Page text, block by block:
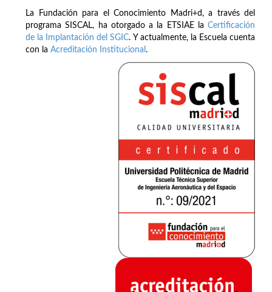
La Fundación para el Conocimiento Madri+d, a través del
programa SISCAL, ha otorgado a la ETSIAE la Certificación
de la Implantación del SGIC. Y actualmente, la Escuela cuenta
con la Acreditación Institucional .